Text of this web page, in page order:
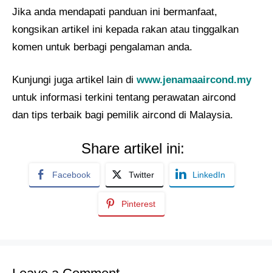
Jika anda mendapati panduan ini bermanfaat,
kongsikan artikel ini kepada rakan atau tinggalkan
komen untuk berbagi pengalaman anda.
Kunjungi juga artikel lain di www.jenamaaircond.my
untuk informasi terkini tentang perawatan aircond
dan tips terbaik bagi pemilik aircond di Malaysia.
Share artikel ini:
Facebook Twitter LinkedIn
Pinterest